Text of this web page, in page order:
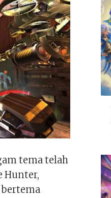
tema telah
Hunter,
bertema